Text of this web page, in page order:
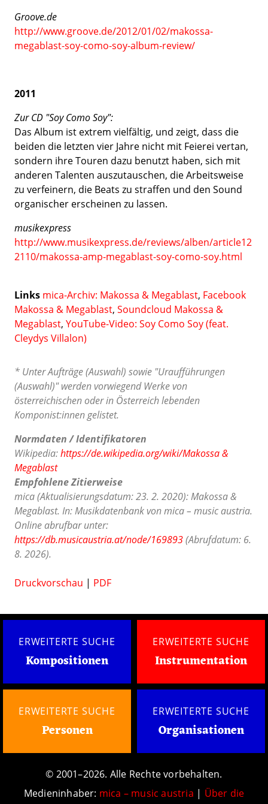
Groove.de
http://www.groove.de/2012/01/02/makossa-
megablast-soy-como-soy-album-review/
2011
Zur CD "Soy Como Soy":
Das Album ist extrem vielfältig, und zeigt, dass die
beiden die letzten vier Jahre nicht mit Feierei vertan,
sondern ihre Touren dazu benutzt haben, sich mit
anderen Talenten auszutauschen, die Arbeitsweise
zu verfeinern, die Beats zu straffen und den Sound
organischer erscheinen zu lassen.
musikexpress
http://www.musikexpress.de/reviews/alben/article12
2110/makossa-amp-megablast-soy-como-soy.html
Links mica-Archiv: Makossa & Megablast, Facebook
Makossa & Megablast, Soundcloud Makossa &
Megablast, YouTube-Video: Soy Como Soy (feat.
Cleydys Villalon)
* Unter Aufträge (Auswahl) sowie "Uraufführungen
(Auswahl)" werden vorwiegend Werke von
österreichischen oder in Österreich lebenden
Komponist:innen gelistet.
Normdaten / Identifikatoren
Wikipedia:https://de.wikipedia.org/wiki/Makossa &
Megablast
Empfohlene Zitierweise
mica (Aktualisierungsdatum: 23. 2. 2020): Makossa &
Megablast. In: Musikdatenbank von mica – music austria.
Online abrufbar unter:
https://db.musicaustria.at/node/169893(Abrufdatum: 6.
8. 2026).
Druckvorschau | PDF
ERWEITERTE SUCHE
Kompositionen
ERWEITERTE SUCHE
Instrumentation
ERWEITERTE SUCHE
Personen
ERWEITERTE SUCHE
Organisationen
© 2001–2026. Alle Rechte vorbehalten.
Medieninhaber: mica – music austria | Über die